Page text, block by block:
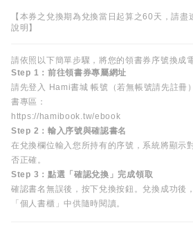
【本券之兌換期為兌換當日起算之60天，請
說明】
請依照以下簡單步驟，將您的領書券序號換成
Step 1：前往領書券專屬網址
請先登入 Hami書城 帳號（若無帳號請先註冊
書專區：
https://hamibook.tw/ebook
Step 2：輸入序號與確認書名
在兌換欄位輸入您所持有的序號，系統將顯示
否正確。
Step 3：點選「確認兌換」完成領取
確認書名無誤後，按下兌換按鈕。兌換成功後
「個人書櫃」中供隨時閱讀。